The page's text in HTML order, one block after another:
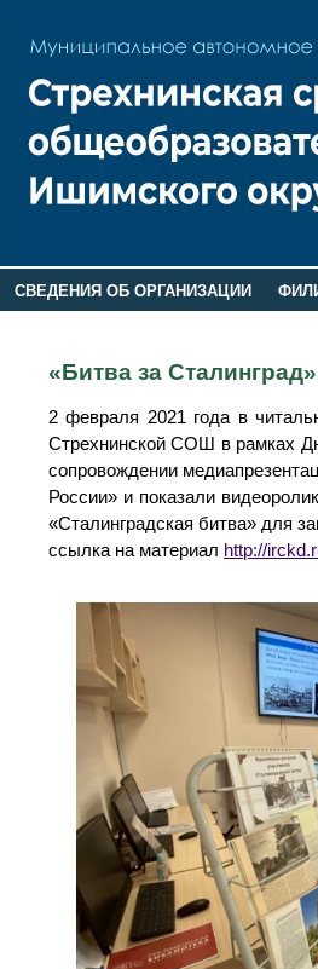
СВЕДЕНИЯ ОБ ОРГАНИЗАЦИИ
«Битва за
2 февраля 2021 года в
Стрехнинской СОШ в рамках
сопровождении
России» и показали
«Сталинградская битва» для
ссылка на материал http://